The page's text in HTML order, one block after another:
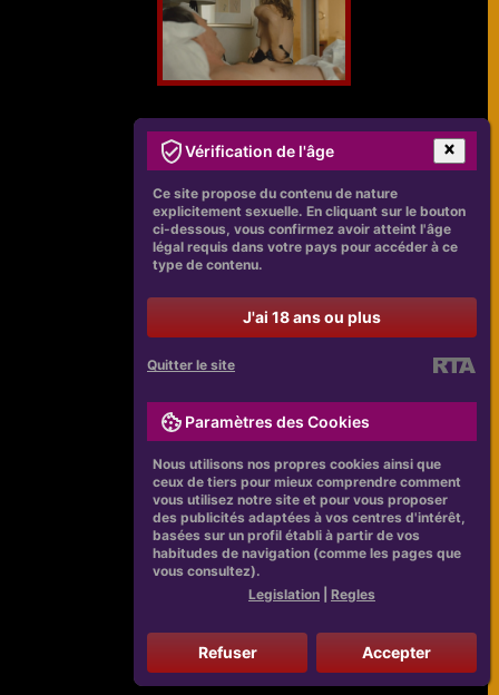
Vérification de l'âge
Ce site propose du contenu de nature
explicitement sexuelle. En cliquant sur le bouton
ci-dessous, vous confirmez avoir atteint l'âge
légal requis dans votre pays pour accéder à ce
type de contenu.
J'ai 18 ans ou plus
Quitter le site
Paramètres des Cookies
Nous utilisons nos propres cookies ainsi que
ceux de tiers pour mieux comprendre comment
vous utilisez notre site et pour vous proposer
des publicités adaptées à vos centres d'intérêt,
basées sur un profil établi à partir de vos
habitudes de navigation (comme les pages que
vous consultez).
Legislation
Regles
Refuser Accepter